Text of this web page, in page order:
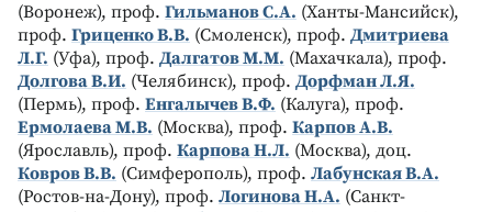
(Воронеж), проф. Гильманов С.А. (Ханты-Мансийск),
проф. Гриценко В.В. (Смоленск), проф. Дмитриева
Л.Г. (Уфа), проф. Далгатов М.М. (Махачкала), проф.
Долгова В.И. (Челябинск), проф. Дорфман Л.Я.
(Пермь), проф. Енгалычев В.Ф. (Калуга), проф.
Ермолаева М.В. (Москва), проф. Карпов А.В.
(Ярославль), проф. Карпова Н.Л. (Москва), доц.
Ковров В.В. (Симферополь), проф. Лабунская В.А.
(Ростов-на-Дону), проф. Логинова Н.А. (Санкт-